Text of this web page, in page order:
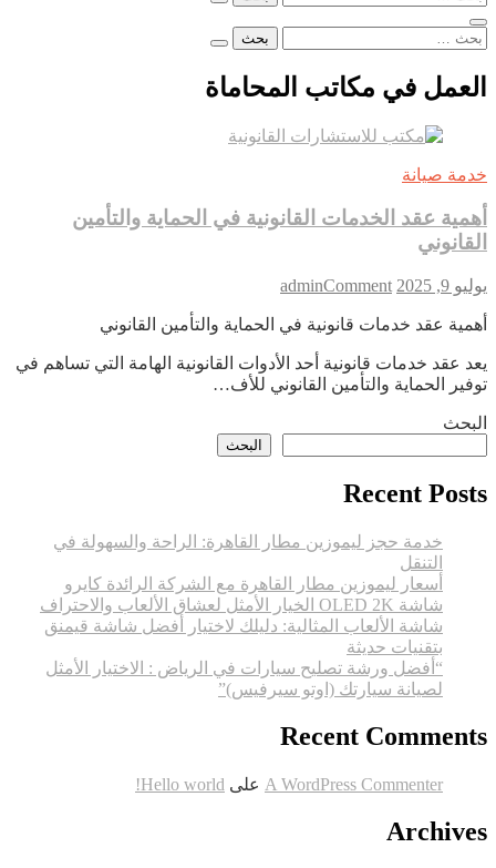
البحث
العمل في مكاتب المحاماة
خدمة صيانة
أهمية عقد الخدمات القانونية في الحماية والتأمين
القانوني
يوليو 9, 2025 adminComment
on
عقد
القانونية
في
والتأمين
القانوني
أهمية عقد خدمات قانونية في الحماية والتأمين القانوني
يعد عقد خدمات قانونية أحد الأدوات القانونية الهامة التي تساهم في
توفير الحماية والتأمين القانوني للأف…
البحث
البحث
Recent Posts
خدمة حجز ليموزين مطار القاهرة: الراحة والسهولة في
التنقل
أسعار ليموزين مطار القاهرة مع الشركة الرائدة كايرو
شاشة OLED 2K الخيار الأمثل لعشاق الألعاب والاحتراف
شاشة الألعاب المثالية: دليلك لاختيار أفضل شاشة قيمنق
بتقنيات حديثة
“أفضل ورشة تصليح سيارات في الرياض : الاختيار الأمثل
لصيانة سيارتك (اوتو سيرفيس)”
Recent Comments
A WordPress Commenter على Hello world!
Archives